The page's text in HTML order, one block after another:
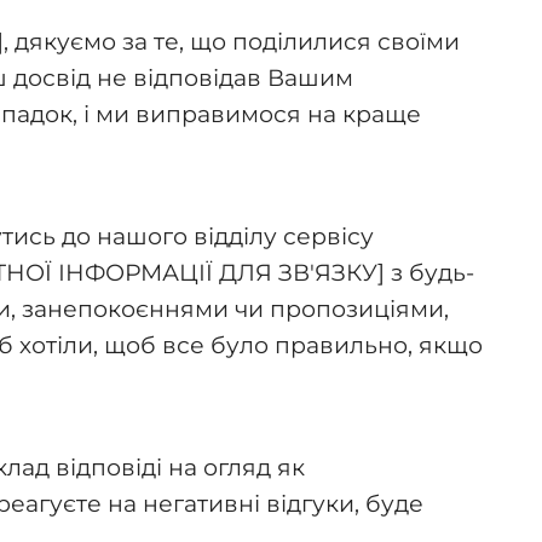
за те, що поділилися своїми
не відповідав Вашим
і ми виправимося на краще
до нашого відділу сервісу
ІНФОРМАЦІЇ ДЛЯ ЗВ'ЯЗКУ] з будь-
чи пропозиціями,
хотіли, щоб все було правильно, якщо
відповіді на огляд як
на негативні відгуки, буде